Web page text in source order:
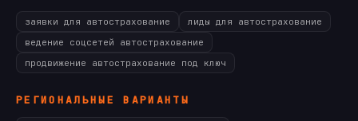
заявки для автострахование
лиды для автострахование
ведение соцсетей автострахование
продвижение автострахование под ключ
РЕГИОНАЛЬНЫЕ ВАРИАНТЫ